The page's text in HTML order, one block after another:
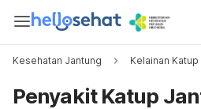
Kesehatan Jantung Kelainan
Penyakit Katup